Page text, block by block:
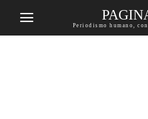
Periodismo humano,